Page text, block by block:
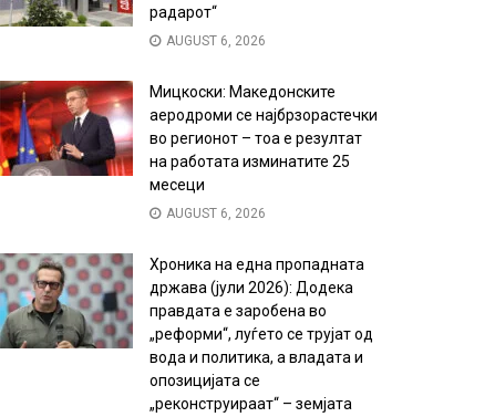
радарот“
AUGUST 6, 2026
Мицкоски: Македонските
аеродроми се најбрзорастечки
во регионот – тоа е резултат
на работата изминатите 25
месеци
AUGUST 6, 2026
Хроника на една пропадната
држава (јули 2026): Додека
правдата е заробена во
„реформи“, луѓето се трујат од
вода и политика, а владата и
опозицијата се
„реконструираат“ – земјата